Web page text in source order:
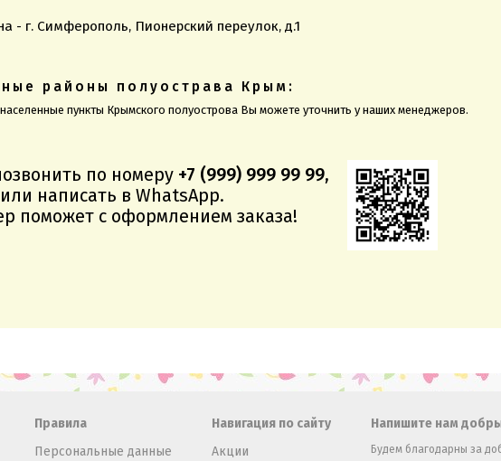
- г. Симферополь, Пионерский переулок, д.1
районы полуострава Крым:
пункты Крымского полуострова Вы можете уточнить у наших менеджеров.
по номеру +7 (999) 999 99 99,
или написать в WhatsApp.
поможет с оформлением заказа!
Правила
Персональные данные
Навигация по сайту
Акции
Напишите нам
Будем благодарны за